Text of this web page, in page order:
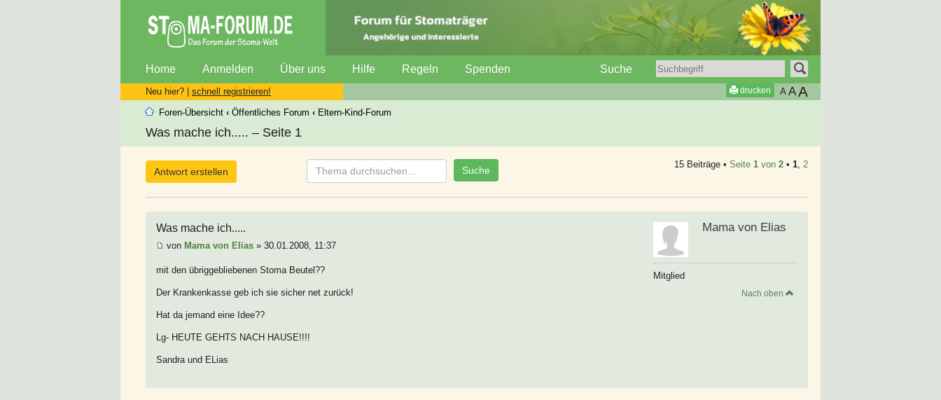
Home Anmelden Über uns Hilfe Regeln Spenden Suche
Neu hier? | schnell registrieren! drucken A AA
Foren-Übersicht ‹ Öffentliches Forum ‹ Eltern-Kind-Forum
Was mache ich..... – Seite 1
Antwort erstellen
15 Beiträge • Seite 1 von 2 • 1 2
Was mache ich.....
von Mama von Elias » 30.01.2008, 11:37
mit den übriggebliebenen Stoma Beutel??
Der Krankenkasse geb ich sie sicher net zurück!
Hat da jemand eine Idee??
Lg- HEUTE GEHTS NACH HAUSE!!!!
Sandra und ELias
Mama von Elias
Mitglied
Nach oben